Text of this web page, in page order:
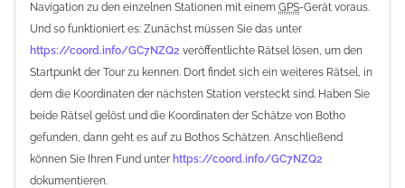
Navigation zu den einzelnen Stationen mit einem GPS-Gerät voraus.
Und so funktioniert es: Zunächst müssen Sie das unter
https://coord.info/GC7NZQ2 veröffentlichte Rätsel lösen, um den
Startpunkt der Tour zu kennen. Dort findet sich ein weiteres Rätsel, in
dem die Koordinaten der nächsten Station versteckt sind. Haben Sie
beide Rätsel gelöst und die Koordinaten der Schätze von Botho
gefunden, dann geht es auf zu Bothos Schätzen. Anschließend
können Sie Ihren Fund unter https://coord.info/GC7NZQ2
dokumentieren.